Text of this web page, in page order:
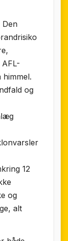
Den
og
12
og
alt